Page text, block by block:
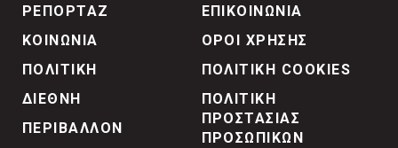
ΡΕΠΟΡΤΑΖ
ΚΟΙΝΩΝΙΑ
ΠΟΛΙΤΙΚΗ
ΔΙΕΘΝΗ
ΠΕΡΙΒΑΛΛΟΝ
ΕΠΙΚΟΙΝΩΝΙΑ
ΟΡΟΙ ΧΡΗΣΗΣ
ΠΟΛΙΤΙΚΗ COOKIES
ΠΟΛΙΤΙΚΗ
ΠΡΟΣΤΑΣΙΑΣ
ΠΡΟΣΩΠΙΚΩΝ